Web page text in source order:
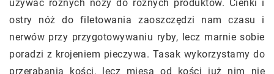
używać różnych noży do różnych produktów. Cienki i
ostry nóż do filetowania zaoszczędzi nam czasu i
nerwów przy przygotowywaniu ryby, lecz marnie sobie
poradzi z krojeniem pieczywa. Tasak wykorzystamy do
przerąbania kości, lecz mięsa od kości już nim nie